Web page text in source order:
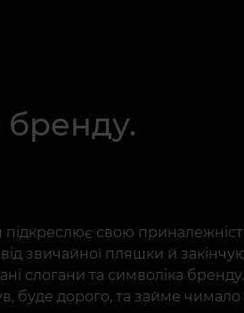
свою
звичайної пляшки й
слогани та символіка
буде дорого, та займе чимало